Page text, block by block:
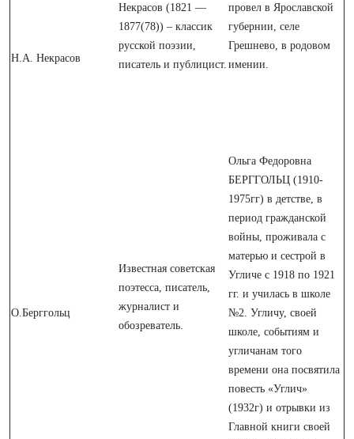
Н.А. Некрасов
Некрасов (1821 —
1877(78)) – классик
русской поэзии,
писатель и публицист.
провел в Ярославской
губернии, селе
Грешнево, в родовом
имении.
О.Берггольц
Известная советская
поэтесса, писатель,
журналист и
обозреватель.
Ольга Федоровна
БЕРГГОЛЬЦ (1910-
1975гг) в детстве, в
период гражданской
войны, проживала с
матерью и сестрой в
Угличе с 1918 по 1921
гг. и училась в школе
№2. Угличу, своей
школе, событиям и
угличанам того
времени она посвятила
повесть «Углич»
(1932г) и отрывки из
Главной книги своей